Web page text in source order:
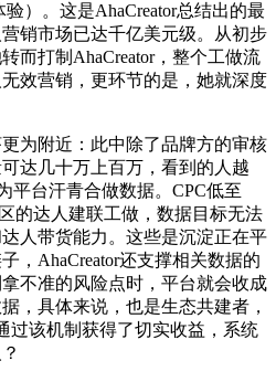
）。这是AhaCreator总结出的最
销市场已达千亿美元级。从初步
而打制AhaCreator，整个工做流
效营销，更环节的是，她就深度
附近：此中除了品牌方的审核
达几十万上百万，看到的人越
平台汗青合做数据。CPC低至
的达人建联工做，数据目标无法
人带货能力。这些是沉淀正在平
，AhaCreator还支撑相关数据的
不准的风险点时，平台就会收成
，具体来说，也是生态共建者，
过该机制获得了切实收益，系统